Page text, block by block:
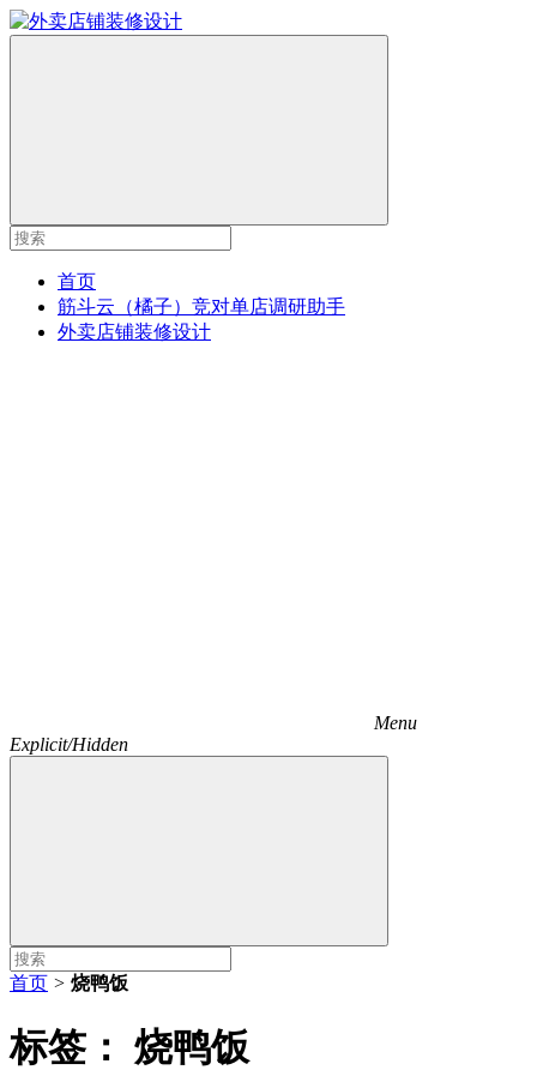
首页
筋斗云（橘子）竞对单店调研助手
外卖店铺装修设计
Menu
Explicit/Hidden
首页 > 烧鸭饭
标签： 烧鸭饭